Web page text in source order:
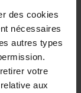
des cookies
nécessaires
autres types
votre
aux